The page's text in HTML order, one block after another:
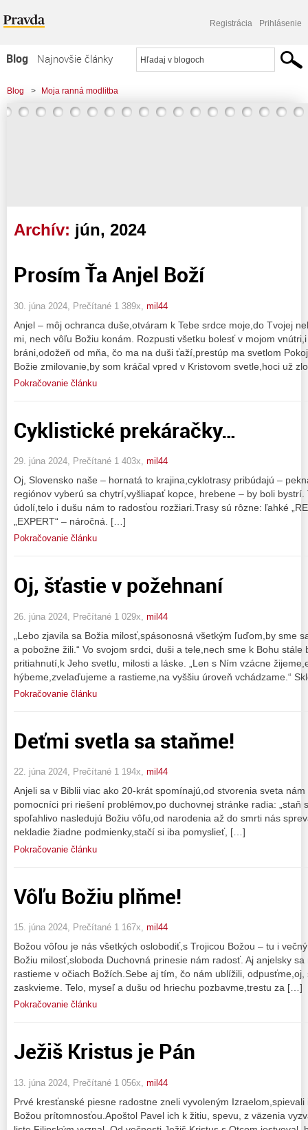
Registrácia Prihlásenie
Blog
Najnovšie články
Najčítanejšie články
Najkomentovanejšie články
Blog > Moja ranná modlitba
Archív: jún, 2024
Prosím Ťa Anjel Boží
30. júna 2024, Prečítané 1 389x, mil44
Anjel – môj ochranca duše,otváram k Tebe srdce moje,do Tvojej
mi, nech vôľu Božiu konám. Rozpusti všetku bolesť v mojom
bráni,odožeň od mňa, čo ma na duši ťaží,prestúp ma svetlom
Božie zmilovanie,by som kráčal vpred v Kristovom svetle,hoci už
Pokračovanie článku
Cyklistické prekáračky…
29. júna 2024, Prečítané 1 403x, mil44
Oj, Slovensko naše – hornatá to krajina,cyklotrasy pribúdajú –
regiónov vyberú sa chytrí,vyšliapať kopce, hrebene – by boli
údolí,telo i dušu nám to radosťou rozžiari.Trasy sú rôzne: ľahké
„EXPERT“ – náročná. […]
Pokračovanie článku
Oj, šťastie v požehnaní
26. júna 2024, Prečítané 1 029x, mil44
„Lebo zjavila sa Božia milosť,spásonosná všetkým ľuďom,by sme
a pobožne žili.“ Vo svojom srdci, duši a tele,nech sme k Bohu stále
pritiahnutí,k Jeho svetlu, milosti a láske. „Len s Ním vzácne
hýbeme,zvelaďujeme a rastieme,na vyššiu úroveň vchádzame.“
Pokračovanie článku
Deťmi svetla sa staňme!
22. júna 2024, Prečítané 1 194x, mil44
Anjeli sa v Biblii viac ako 20-krát spomínajú,od stvorenia sveta
pomocníci pri riešení problémov,po duchovnej stránke radia: „staň
spoľahlivo nasledujú Božiu vôľu,od narodenia až do smrti nás
nekladie žiadne podmienky,stačí si iba pomyslieť, […]
Pokračovanie článku
Vôľu Božiu plňme!
15. júna 2024, Prečítané 1 167x, mil44
Božou vôľou je nás všetkých oslobodiť,s Trojicou Božou – tu i
Božiu milosť,sloboda Duchovná prinesie nám radosť. Aj anjelsky
rastieme v očiach Božích.Sebe aj tím, čo nám ublížili,
zaskvieme. Telo, myseľ a dušu od hriechu pozbavme,trestu za […]
Pokračovanie článku
Ježiš Kristus je Pán
13. júna 2024, Prečítané 1 056x, mil44
Prvé kresťanské piesne radostne zneli vyvoleným
Božou prítomnosťou.Apoštol Pavel ich k žitiu, spevu, z väzenia